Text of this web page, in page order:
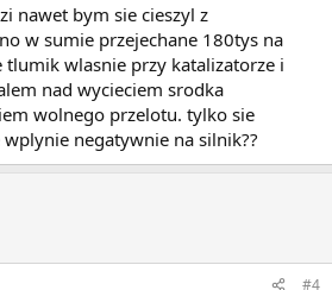
nawet bym sie cieszyl z
w sumie przejechane 180tys na
wlasnie przy katalizatorze i
nad wycieciem srodka
wolnego przelotu. tylko sie
negatywnie na silnik??
#4